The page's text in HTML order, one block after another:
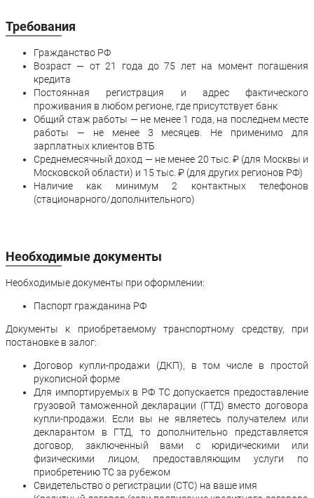
Требования
Гражданство РФ
Возраст — от 21 года до 75 лет на момент погашения
кредита
Постоянная регистрация и адрес фактического
проживания в любом регионе, где присутствует банк
Общий стаж работы — не менее 1 года, на последнем месте
работы — не менее 3 месяцев. Не применимо для
зарплатных клиентов ВТБ
Среднемесячный доход — не менее 20 тыс. ₽ (для Москвы и
Московской области) и 15 тыс. ₽ (для других регионов РФ)
Наличие как минимум 2 контактных телефонов
(стационарного/дополнительного)
Необходимые документы
Необходимые документы при оформлении:
Паспорт гражданина РФ
Документы к приобретаемому транспортному средству, при
постановке в залог:
Договор купли-продажи (ДКП), в том числе в простой
рукописной форме
Для импортируемых в РФ ТС допускается предоставление
грузовой таможенной декларации (ГТД) вместо договора
купли-продажи. Если вы не являетесь получателем или
декларантом в ГТД, то дополнительно представляется
договор, заключенный вами с юридическими или
физическими лицом, предоставляющим услуги по
приобретению ТС за рубежом
Свидетельство о регистрации (СТС) на ваше имя